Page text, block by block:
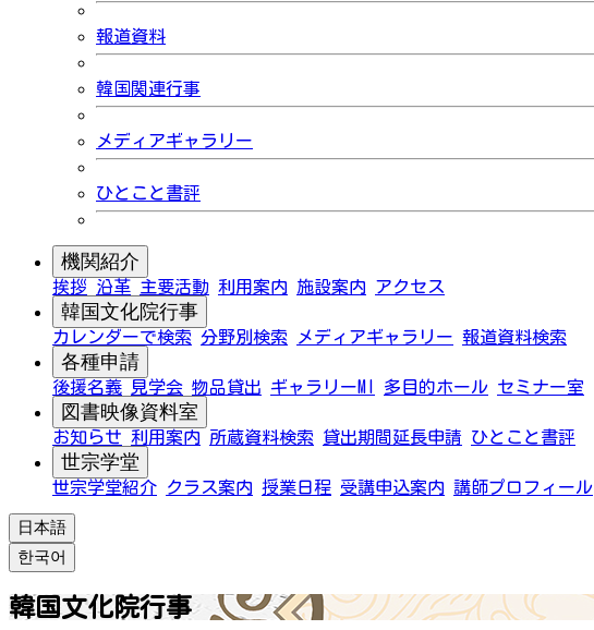
報道資料
韓国関連行事
メディアギャラリー
ひとこと書評
機関紹介
挨拶 沿革 主要活動 利用案内 施設案内 アクセス
韓国文化院行事
カレンダーで検索 分野別検索 メディアギャラリー 報道資料検索
各種申請
後援名義 見学会 物品貸出 ギャラリーMI 多目的ホール セミナー室
図書映像資料室
お知らせ 利用案内 所蔵資料検索 貸出期間延長申請 ひとこと書評
世宗学堂
世宗学堂紹介 クラス案内 授業日程 受講申込案内 講師プロフィール
日本語
한국어
韓国文化院行事